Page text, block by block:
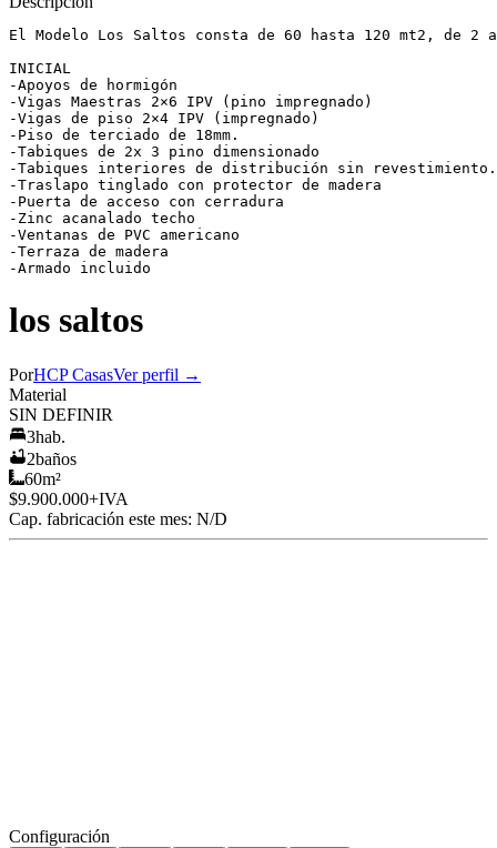
El Modelo Los Saltos consta de 60 hasta 120 mt2, de 2
INICIAL
-Apoyos de hormigón
-Vigas Maestras 2×6 IPV (pino impregnado)
-Vigas de piso 2×4 IPV (impregnado)
-Piso de terciado de 18mm.
-Tabiques de 2x 3 pino dimensionado
-Tabiques interiores de distribución sin revestimiento.
-Traslapo tinglado con protector de madera
-Puerta de acceso con cerradura
-Zinc acanalado techo
-Ventanas de PVC americano
-Terraza de madera
-Armado incluido
los saltos
PorHCP CasasVer perfil →
Material
SIN DEFINIR
3hab.
2baños
60m²
$9.900.000+IVA
Cap. fabricación este mes: N/D
Configuración